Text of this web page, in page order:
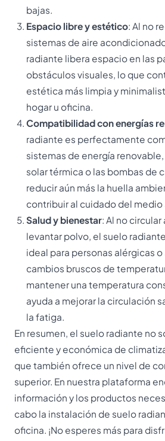
bajas.
Espacio libre y estético: Al no
sistemas de aire
radiante libera espacio en las
obstáculos visuales, lo que
estética más limpia y
hogar u oficina.
Compatibilidad con energías
radiante es perfectamente
sistemas de energía
solar térmica o las bombas de
reducir aún más la huella
contribuir al cuidado del medio
Salud y bienestar: Al no
levantar polvo, el suelo
ideal para personas alérgicas
cambios bruscos de
mantener una temperatura
ayuda a mejorar la circulación
la fatiga.
En resumen, el suelo radiante no
eficiente y económica de
que también ofrece un nivel de
superior. En nuestra plataforma
información y los productos
cabo la instalación de suelo
oficina. ¡No esperes más para